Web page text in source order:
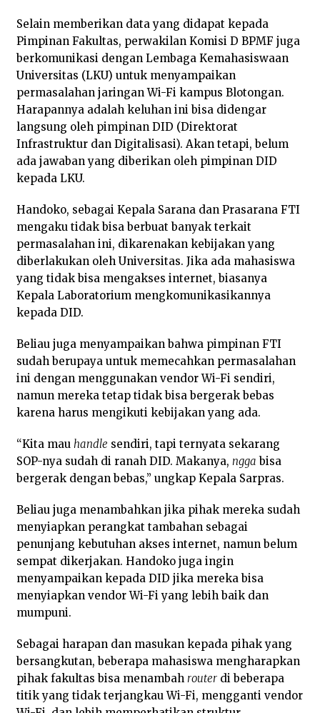
Selain memberikan data yang didapat kepada
Pimpinan Fakultas, perwakilan Komisi D BPMF juga
berkomunikasi dengan Lembaga Kemahasiswaan
Universitas (LKU) untuk menyampaikan
permasalahan jaringan Wi-Fi kampus Blotongan.
Harapannya adalah keluhan ini bisa didengar
langsung oleh pimpinan DID (Direktorat
Infrastruktur dan Digitalisasi). Akan tetapi, belum
ada jawaban yang diberikan oleh pimpinan DID
kepada LKU.
Handoko, sebagai Kepala Sarana dan Prasarana FTI
mengaku tidak bisa berbuat banyak terkait
permasalahan ini, dikarenakan kebijakan yang
diberlakukan oleh Universitas. Jika ada mahasiswa
yang tidak bisa mengakses internet, biasanya
Kepala Laboratorium mengkomunikasikannya
kepada DID.
Beliau juga menyampaikan bahwa pimpinan FTI
sudah berupaya untuk memecahkan permasalahan
ini dengan menggunakan vendor Wi-Fi sendiri,
namun mereka tetap tidak bisa bergerak bebas
karena harus mengikuti kebijakan yang ada.
“Kita mau handle sendiri, tapi ternyata sekarang
SOP-nya sudah di ranah DID. Makanya, ngga bisa
bergerak dengan bebas,” ungkap Kepala Sarpras.
Beliau juga menambahkan jika pihak mereka sudah
menyiapkan perangkat tambahan sebagai
penunjang kebutuhan akses internet, namun belum
sempat dikerjakan. Handoko juga ingin
menyampaikan kepada DID jika mereka bisa
menyiapkan vendor Wi-Fi yang lebih baik dan
mumpuni.
Sebagai harapan dan masukan kepada pihak yang
bersangkutan, beberapa mahasiswa mengharapkan
pihak fakultas bisa menambah routerdi beberapa
titik yang tidak terjangkau Wi-Fi, mengganti vendor